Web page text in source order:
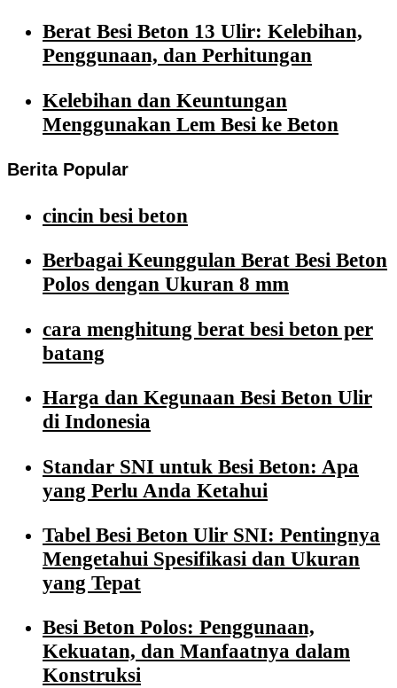
Berat Besi Beton 13 Ulir: Kelebihan,
Penggunaan, dan Perhitungan
Kelebihan dan Keuntungan
Menggunakan Lem Besi ke Beton
Berita Popular
cincin besi beton
Berbagai Keunggulan Berat Besi Beton
Polos dengan Ukuran 8 mm
cara menghitung berat besi beton per
batang
Harga dan Kegunaan Besi Beton Ulir
di Indonesia
Standar SNI untuk Besi Beton: Apa
yang Perlu Anda Ketahui
Tabel Besi Beton Ulir SNI: Pentingnya
Mengetahui Spesifikasi dan Ukuran
yang Tepat
Besi Beton Polos: Penggunaan,
Kekuatan, dan Manfaatnya dalam
Konstruksi